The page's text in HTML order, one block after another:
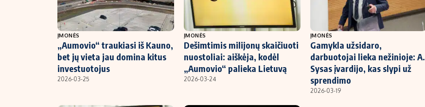
ĮMONĖS
„Aumovio“ traukiasi iš Kauno,
bet jų vieta jau domina kitus
investuotojus
2026-03-25
ĮMONĖS
Dešimtimis milijonų skaičiuoti
nuostoliai: aiškėja, kodėl
„Aumovio“ palieka Lietuvą
2026-03-24
ĮMONĖS
Gamykla užsidaro,
darbuotojai lieka nežinioje: A.
Sysas įvardijo, kas slypi už
sprendimo
2026-03-19